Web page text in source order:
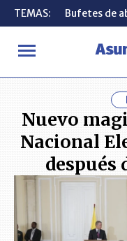
TEMAS: Bufetes de
INICIO ACTUALIDAD
TEMAS: Bufetes de
Nuevo
Nacional
después